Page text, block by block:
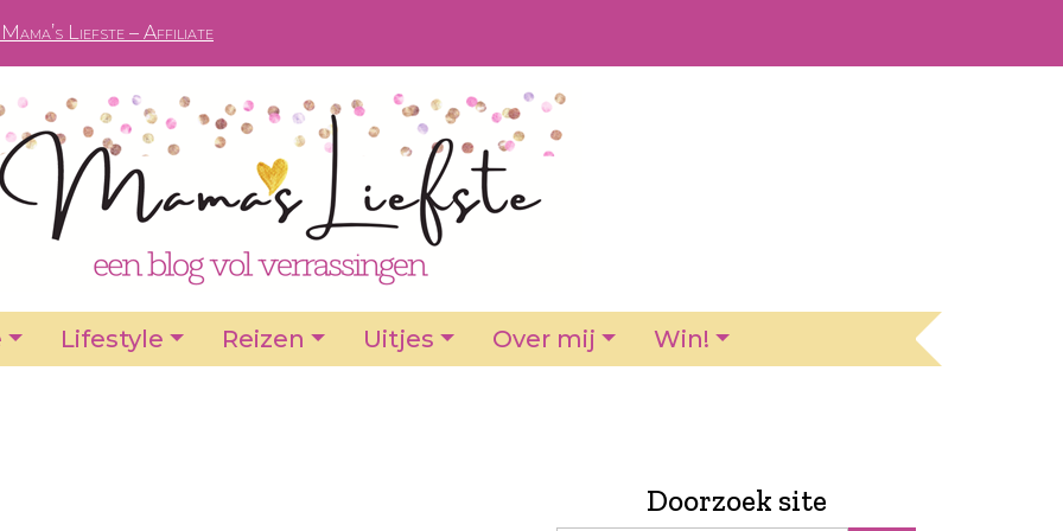
Liefste – Affiliate
Lifestyle Reizen Uitjes Over mij Win!
Doorzoek site